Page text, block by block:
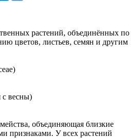
растений, объединённых по
цветов, листьев, семян и другим
с весны)
объединяющая близкие
признаками. У всех растений